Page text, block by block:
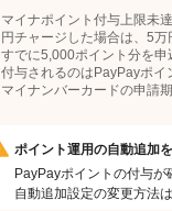
マイナポイント付与上限未
円チャージした場合は、5
すでに5,000ポイント分を
付与されるのはPayPayポ
マイナンバーカードの申請
ポイント運用の自動追加
PayPayポイントの付与
自動追加設定の変更方法は